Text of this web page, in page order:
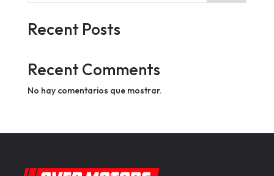
Recent Posts
Recent Comments
No hay comentarios que mostrar.